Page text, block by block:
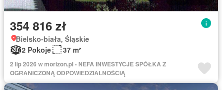
354 816 zł
Bielsko-biała, Śląskie
2 Pokoje
37 m²
2 lip 2026 w morizon.pl - NEFA INWESTYCJE SPÓŁKA Z
OGRANICZONĄ ODPOWIEDZIALNOŚCIĄ